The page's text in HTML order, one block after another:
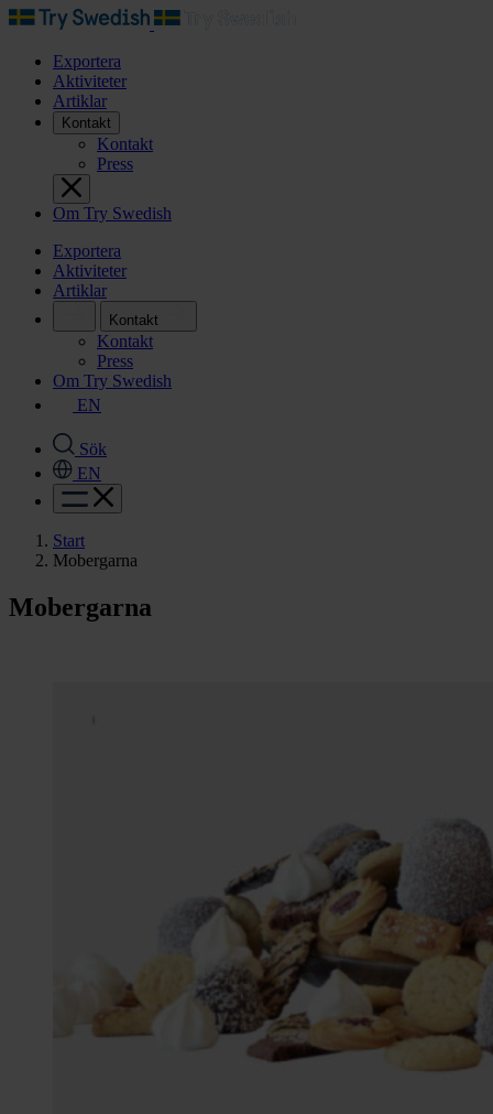
Exportera
Aktiviteter
Artiklar
Kontakt
Kontakt
Press
Om Try Swedish
Exportera
Aktiviteter
Artiklar
Kontakt
Kontakt
Press
Om Try Swedish
EN
Sök
EN
Start
Mobergarna
Mobergarna